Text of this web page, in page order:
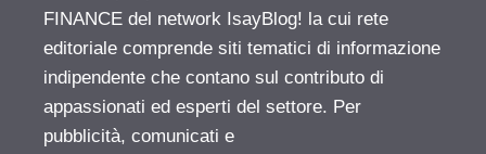
FINANCE del network IsayBlog! la cui rete
editoriale comprende siti tematici di informazione
indipendente che contano sul contributo di
appassionati ed esperti del settore. Per
pubblicità, comunicati e